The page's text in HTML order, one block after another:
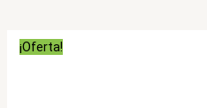
¡Oferta!